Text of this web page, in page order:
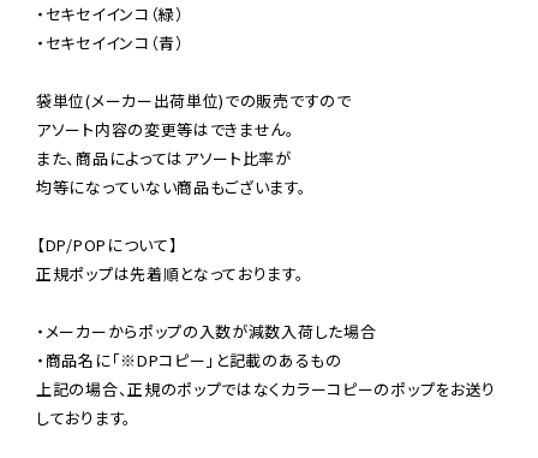
・セキセイインコ（緑）
・セキセイインコ（青）
袋単位(メーカー出荷単位)での販売ですので
アソート内容の変更等はできません。
また、商品によってはアソート比率が
均等になっていない商品もございます。
【DP/POPについて】
正規ポップは先着順となっております。
・メーカーからポップの入数が減数入荷した場合
・商品名に「※DPコピー」と記載のあるもの
上記の場合、正規のポップではなくカラーコピーのポップをお送り
しております。